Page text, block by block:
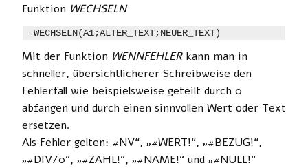
Funktion WECHSELN
=WECHSELN(A1;ALTER_TEXT;NEUER_TEXT)
Mit der Funktion WENNFEHLERkann man in
schneller, übersichtlicherer Schreibweise den
Fehlerfall wie beispielsweise geteilt durch 0
abfangen und durch einen sinnvollen Wert oder Text
ersetzen.
Als Fehler gelten: #NV“, „#WERT!“, „#BEZUG!“,
„#DIV/0“, „#ZAHL!“, „#NAME!“ und „#NULL!“